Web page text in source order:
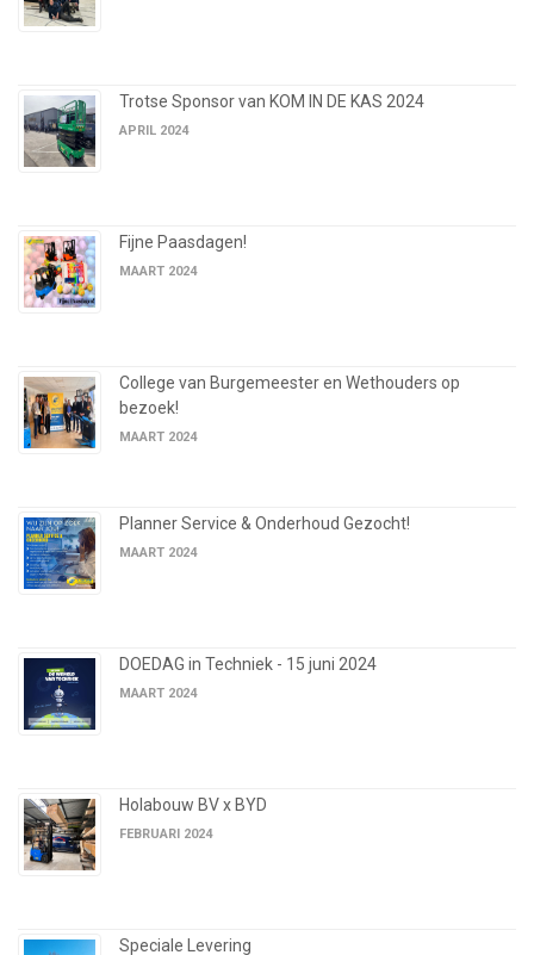
Trotse Sponsor van KOM IN DE KAS 2024
APRIL 2024
Fijne Paasdagen!
MAART 2024
College van Burgemeester en Wethouders op
bezoek!
MAART 2024
Planner Service & Onderhoud Gezocht!
MAART 2024
DOEDAG in Techniek - 15 juni 2024
MAART 2024
Holabouw BV x BYD
FEBRUARI 2024
Speciale Levering